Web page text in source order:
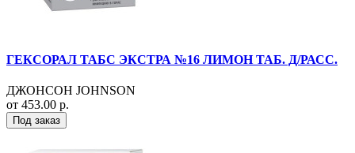
ГЕКСОРАЛ ТАБС ЭКСТРА №16 ЛИМОН ТАБ. Д/РАСС.
ДЖОНСОН JOHNSON
от 453.00 р.
Под заказ